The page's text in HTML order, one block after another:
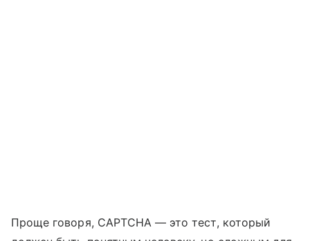
Проще говоря, CAPTCHA — это тест, который